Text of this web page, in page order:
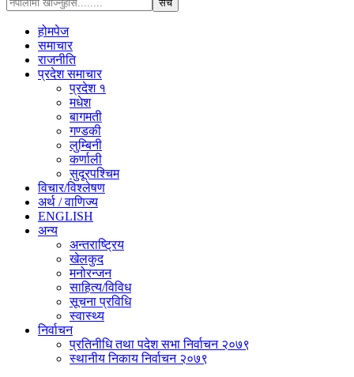
होमपेज
समाचार
राजनीति
प्रदेश समाचार
प्रदेश १
मधेश
बागमती
गण्डकी
लुम्बिनी
कर्णाली
सुदूरपश्चिम
विचार/विश्‍लेषण
अर्थ / वाणिज्य
ENGLISH
अन्य
अन्तराष्ट्रिय
खेलकुद
मनोरन्जन
साहित्य/विविध
सूचना प्रविधि
स्वास्थ्य
निर्वाचन
प्रतिनीधि तथा पदेश सभा निर्वाचन २०७९
स्थानीय निकाय निर्वाचन २०७९